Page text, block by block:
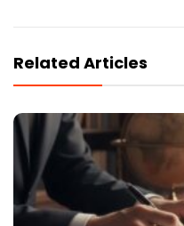
Related Articles